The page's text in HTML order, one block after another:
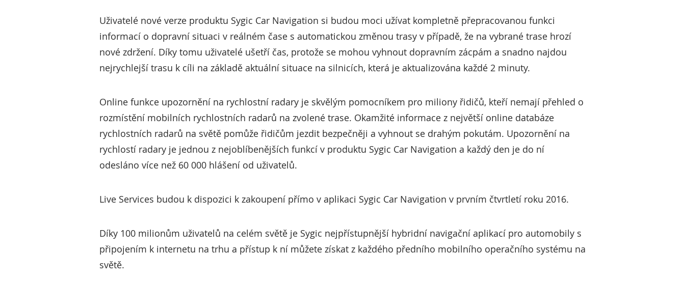
Uživatelé nové verze produktu Sygic Car Navigation si budou moci užívat kompletně přepracovanou funkci
informací o dopravní situaci v reálném čase s automatickou změnou trasy v případě, že na vybrané trase hrozí
nové zdržení. Díky tomu uživatelé ušetří čas, protože se mohou vyhnout dopravním zácpám a snadno najdou
nejrychlejší trasu k cíli na základě aktuální situace na silnicích, která je aktualizována každé 2 minuty.
Online funkce upozornění na rychlostní radary je skvělým pomocníkem pro miliony řidičů, kteří nemají přehled o
rozmístění mobilních rychlostních radarů na zvolené trase. Okamžité informace z největší online databáze
rychlostních radarů na světě pomůže řidičům jezdit bezpečněji a vyhnout se drahým pokutám. Upozornění na
rychlostí radary je jednou z nejoblíbenějších funkcí v produktu Sygic Car Navigation a každý den je do ní
odesláno více než 60 000 hlášení od uživatelů.
Live Services budou k dispozici k zakoupení přímo v aplikaci Sygic Car Navigation v prvním čtvrtletí roku 2016.
Díky 100 milionům uživatelů na celém světě je Sygic nejpřístupnější hybridní navigační aplikací pro automobily s
připojením k internetu na trhu a přístup k ní můžete získat z každého předního mobilního operačního systému na
světě.